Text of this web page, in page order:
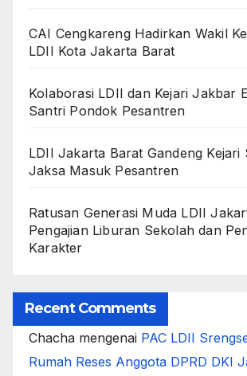
CAI Cengkareng Hadirkan Wakil
LDII Kota Jakarta Barat
Kolaborasi LDII dan Kejari Jakbar
Santri Pondok Pesantren
LDII Jakarta Barat Gandeng Kejari
Jaksa Masuk Pesantren
Ratusan Generasi Muda LDII
Pengajian Liburan Sekolah dan
Karakter
Recent Comments
Chacha mengenai PAC LDII
Rumah Reses Anggota DPRD DKI